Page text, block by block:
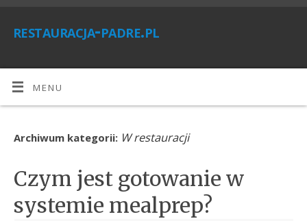
restauracja-padre.pl
MENU
Archiwum kategorii: W restauracji
Czym jest gotowanie w
systemie mealprep?